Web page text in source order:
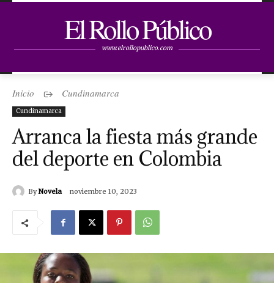
El Rollo Público
www.elrollopublico.com
Inicio Cundinamarca
Cundinamarca
Arranca la fiesta más grande
del deporte en Colombia
By Novela noviembre 10, 2023